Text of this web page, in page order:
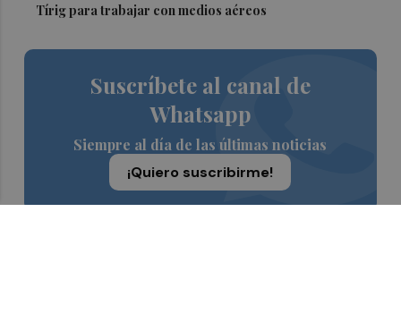
Tírig para trabajar con medios aéreos
Suscríbete al canal de
Whatsapp
Siempre al día de las últimas noticias
¡Quiero suscribirme!